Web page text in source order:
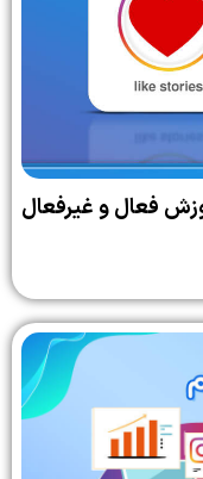
فعال و غیرفعال